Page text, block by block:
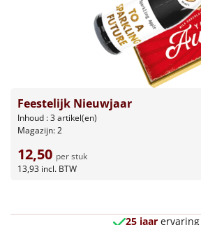
Tas
Wake up light
Borrelplank
Feestelijk Nieuwjaar
Inhoud : 3 artikel(en)
Magazijn: 2
12,50 per stuk
13,93 incl. BTW
25 jaar ervaring